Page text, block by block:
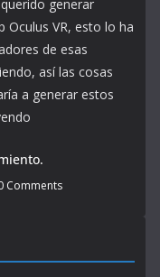
generar
Oculus VR, esto lo ha
de esas
así las cosas
a generar estos
Comments